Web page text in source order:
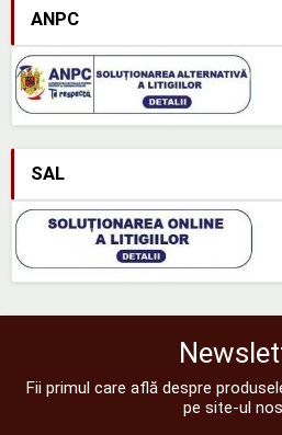
ANPC
SAL
Fii primul care află despre
pe site-ul